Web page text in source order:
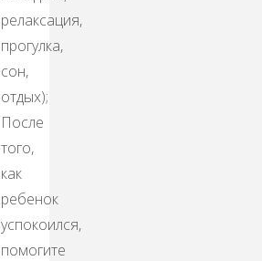
релаксация,
прогулка,
сон,
отдых);
После
того,
как
ребенок
успокоился,
помогите